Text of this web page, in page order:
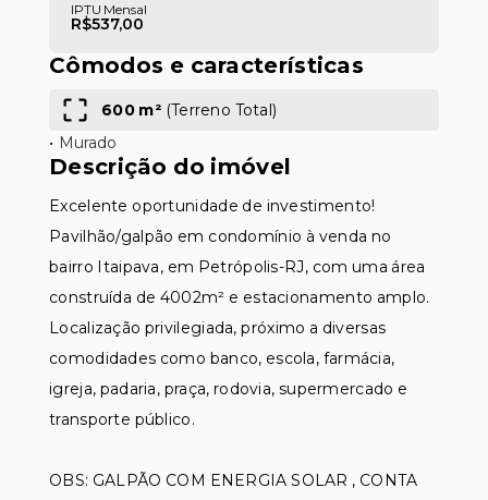
IPTU Mensal
R$537,00
Cômodos e características
600 m² (Terreno Total)
• Murado
Descrição do imóvel
Excelente oportunidade de investimento!
Pavilhão/galpão em condomínio à venda no
bairro Itaipava, em Petrópolis-RJ, com uma área
construída de 4002m² e estacionamento amplo.
Localização privilegiada, próximo a diversas
comodidades como banco, escola, farmácia,
igreja, padaria, praça, rodovia, supermercado e
transporte público.
OBS: GALPÃO COM ENERGIA SOLAR , CONTA